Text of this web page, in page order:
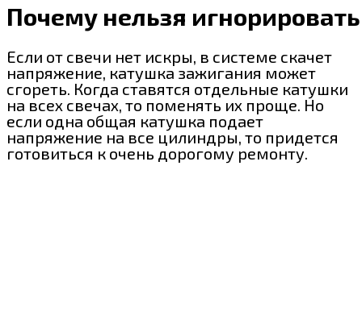
Почему нельзя
Если от свечи нет искры, в системе скачет
напряжение, катушка зажигания может
сгореть. Когда ставятся отдельные катушки
на всех свечах, то поменять их проще. Но
если одна общая катушка подает
напряжение на все цилиндры, то придется
готовиться к очень дорогому ремонту.